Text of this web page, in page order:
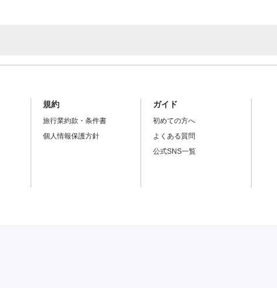
規約
旅行業約款・条件書
個人情報保護方針
ガイド
初めての方へ
よくある質問
公式SNS一覧